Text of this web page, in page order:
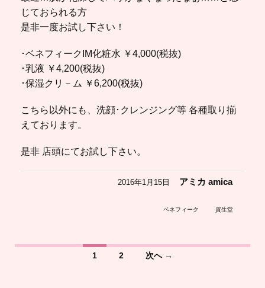
じておられる方
是非一度お試し下さい！
･ベネフィークIM化粧水 ￥4,000(税抜)
･乳液 ￥4,200(税抜)
･保湿クリ－ム ￥6,200(税抜)
こちら以外にも、洗顔･クレンジング等 各種取り揃
えております。
是非 店頭にてお試し下さい。
2016年1月15日 アミカ amica
ベネフィーク 資生堂
1 2 次へ →